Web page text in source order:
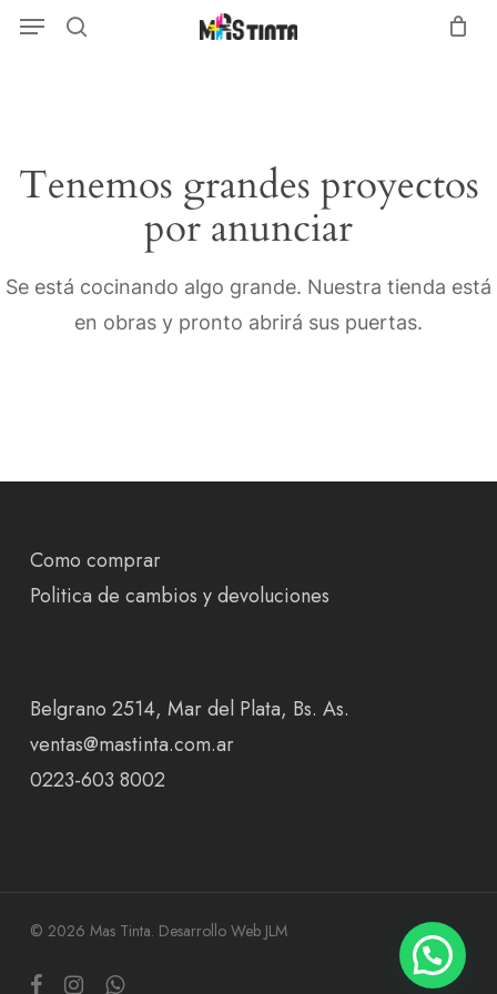
SkipMenu
Tenemos grandes proyectos
por anunciar
Se está cocinando algo grande. Nuestra tienda está
en obras y pronto abrirá sus puertas.
Como comprar
Politica de cambios y devoluciones
Belgrano 2514, Mar del Plata, Bs. As.
ventas@mastinta.com.ar
0223-603 8002
© 2026 Mas Tinta. Desarrollo Web JLM
facebookinstagramwhatsapp
Menu